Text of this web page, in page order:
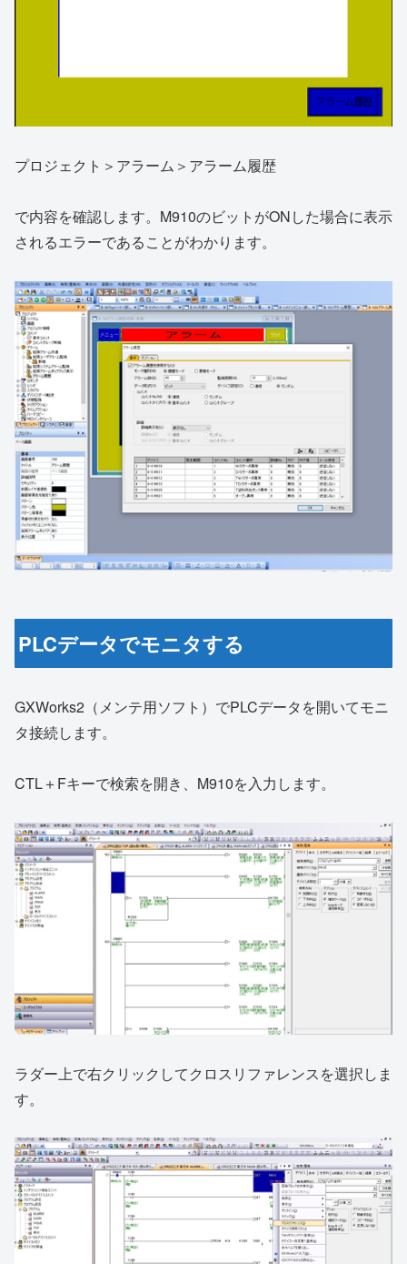
プロジェクト＞アラーム＞アラーム履歴
で内容を確認します。M910のビットがONした場合に表示
されるエラーであることがわかります。
PLCデータでモニタする
GXWorks2（メンテ用ソフト）でPLCデータを開いてモニ
タ接続します。
CTL＋Fキーで検索を開き、M910を入力します。
ラダー上で右クリックしてクロスリファレンスを選択しま
す。